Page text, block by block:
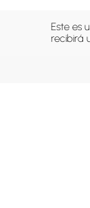
Este es
recibirá